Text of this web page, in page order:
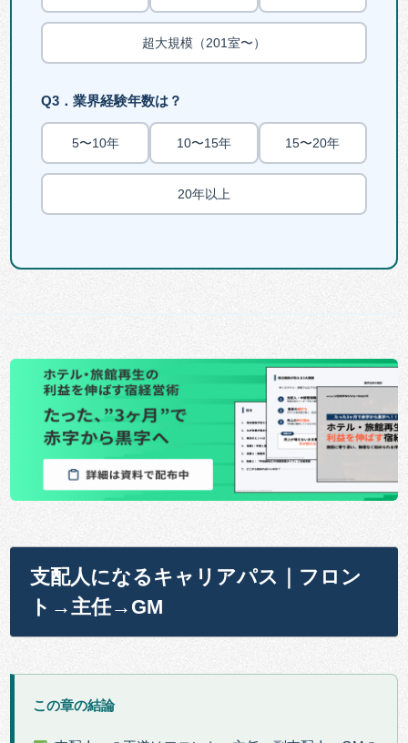
超大規模（201室〜）
Q3．業界経験年数は？
5〜10年 10〜15年 15〜20年
20年以上
支配人になるキャリアパス｜フロン
ト→主任→GM
この章の結論